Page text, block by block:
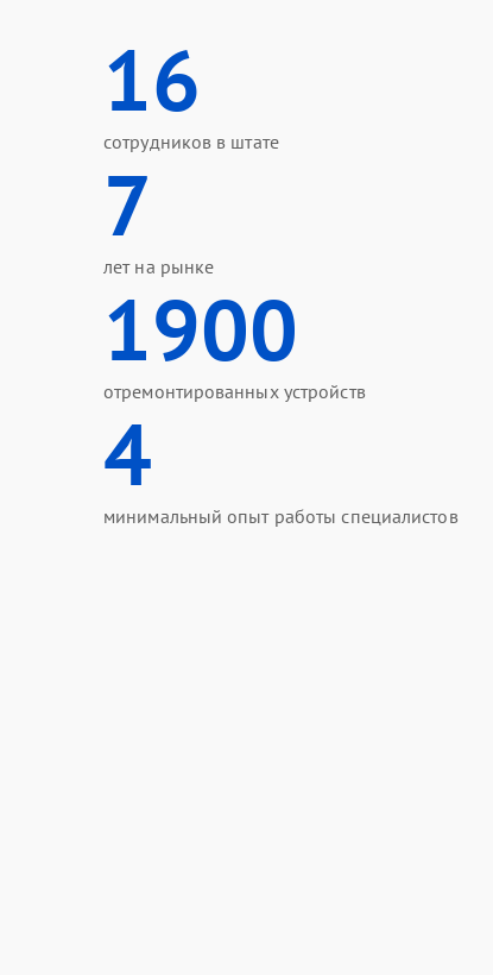
16
сотрудников в штате
7
лет на рынке
1900
отремонтированных устройств
4
минимальный опыт работы специалистов